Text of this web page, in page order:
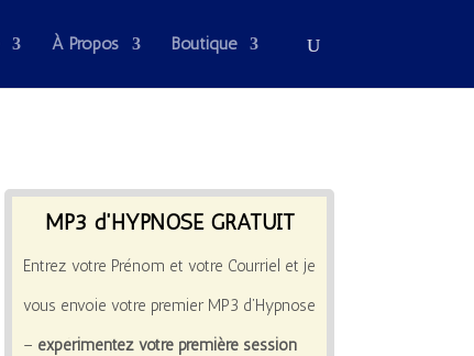
À Propos Boutique
MP3 d'HYPNOSE GRATUIT
Entrez votre Prénom et votre Courriel et je
vous envoie votre premier MP3 d’Hypnose
– expérimentez votre première session